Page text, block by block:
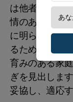
は他者の雰囲
情のある環境
に明らかにす
るためには、
育みのある家
ぎを見出しま
妥協し、適応